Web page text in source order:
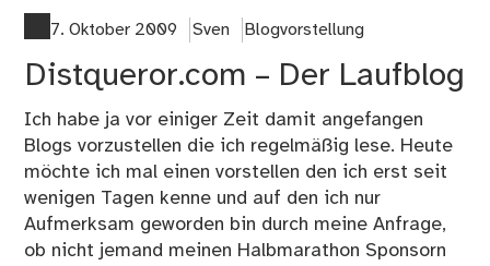
7. Oktober 2009 Sven Blogvorstellung
Distqueror.com – Der Laufblog
Ich habe ja vor einiger Zeit damit angefangen
Blogs vorzustellen die ich regelmäßig lese. Heute
möchte ich mal einen vorstellen den ich erst seit
wenigen Tagen kenne und auf den ich nur
Aufmerksam geworden bin durch meine Anfrage,
ob nicht jemand meinen Halbmarathon Sponsorn